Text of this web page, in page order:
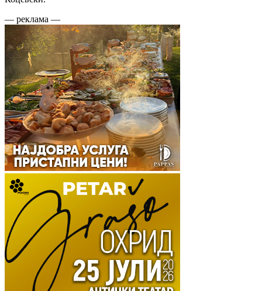
— реклама —